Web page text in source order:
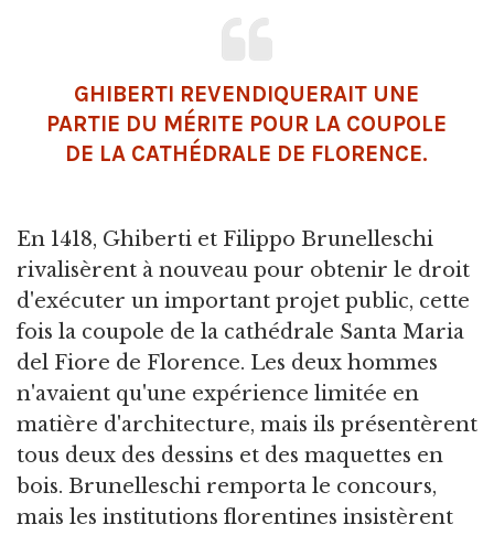
GHIBERTI REVENDIQUERAIT UNE
PARTIE DU MÉRITE POUR LA COUPOLE
DE LA CATHÉDRALE DE FLORENCE.
En 1418, Ghiberti et Filippo Brunelleschi
rivalisèrent à nouveau pour obtenir le droit
d'exécuter un important projet public, cette
fois la coupole de la cathédrale Santa Maria
del Fiore de Florence. Les deux hommes
n'avaient qu'une expérience limitée en
matière d'architecture, mais ils présentèrent
tous deux des dessins et des maquettes en
bois. Brunelleschi remporta le concours,
mais les institutions florentines insistèrent